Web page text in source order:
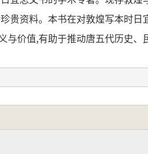
贵资料。本书在对敦煌写本时
价值,有助于推动唐五代历史
でも時日宜忌文書を体系的に
要素であると同時に、唐代か